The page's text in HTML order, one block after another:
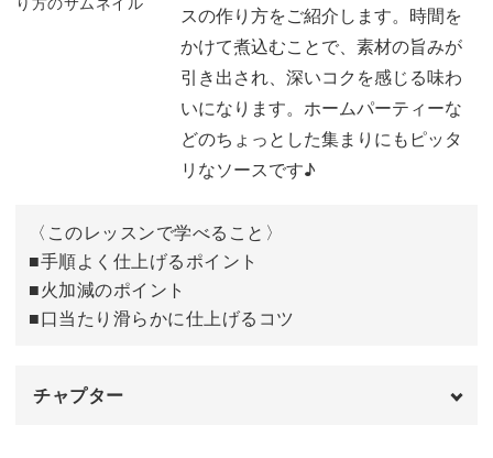
04:41
08:18
09:57
パスタとソースを合わせる
盛り付けをする
完成♪
スの作り方をご紹介します。時間を
かけて煮込むことで、素材の旨みが
引き出され、深いコクを感じる味わ
いになります。ホームパーティーな
どのちょっとした集まりにもピッタ
リなソースです♪
〈このレッスンで学べること〉
■手順よく仕上げるポイント
■火加減のポイント
■口当たり滑らかに仕上げるコツ
チャプター